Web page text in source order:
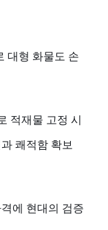
대형 화물도 손
적재물 고정 시
쾌적함 확보
에 현대의 검증